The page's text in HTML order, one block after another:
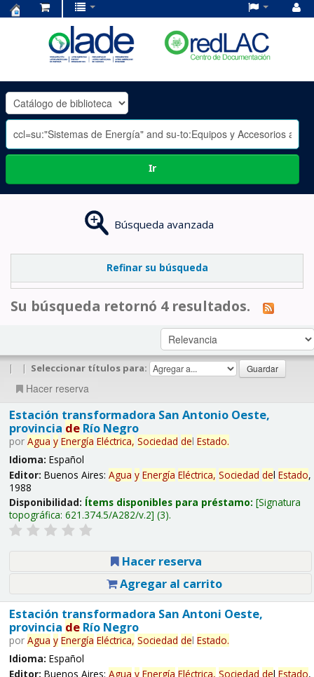
OLADE
-
Ir
Búsqueda avanzada
Refinar su búsqueda
Su búsqueda retornó 4 resultados.
| | Seleccionar títulos para:
Hacer reserva
Estación transformadora San Antonio Oeste,
provincia deRío Negro
por Agua y Energía Eléctrica, Sociedad del Estado.
Idioma: Español
Editor: Buenos Aires: Agua y Energía Eléctrica, Sociedad del Estado,
1988
Disponibilidad: Ítems disponibles para préstamo: Signatura
topográfica: 621.374.5/A282/v.2 (3).
Hacer reserva
Agregar al carrito
Estación transformadora San Antoni Oeste,
provincia deRío Negro
por Agua y Energía Eléctrica, Sociedad del Estado.
Idioma: Español
Editor: Buenos Aires: Agua y Energía Eléctrica, Sociedad del Estado,